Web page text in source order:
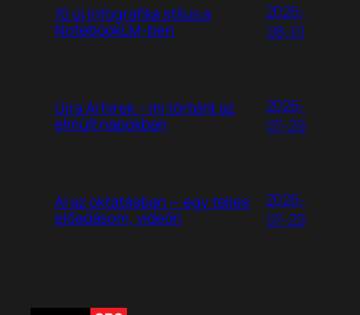
10 új infografika stílus a
NotebookLM-ben
2026-
08-01
Újra AI hírek – mi történt az
elmúlt napokban
2026-
07-29
AI az oktatásban — egy teljes
előadásom, videón
2026-
07-29